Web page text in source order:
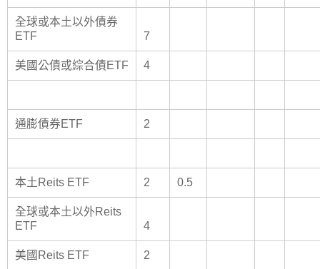
全球或本土以外債券
ETF
7
美國公債或綜合債ETF 4
通膨債券ETF 2
本土Reits ETF 2 0.5
全球或本土以外Reits
ETF
4
美國Reits ETF 2